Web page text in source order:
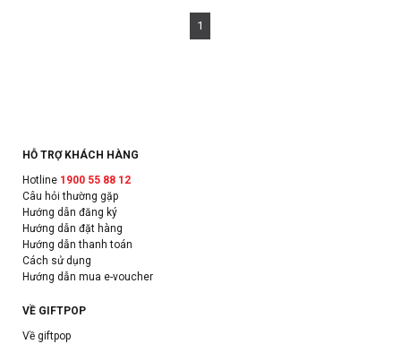
1
HỖ TRỢ KHÁCH HÀNG
Hotline 1900 55 88 12
Câu hỏi thường gặp
Hướng dẫn đăng ký
Hướng dẫn đặt hàng
Hướng dẫn thanh toán
Cách sử dụng
Hướng dẫn mua e-voucher
VỀ GIFTPOP
Về giftpop